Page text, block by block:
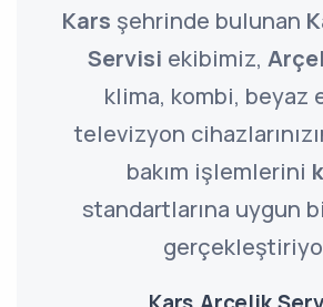
Kars şehrinde bulunan
Servisi ekibimiz,
klima, kombi, beyaz
televizyon
bakım işlemlerini
standartlarına uygun